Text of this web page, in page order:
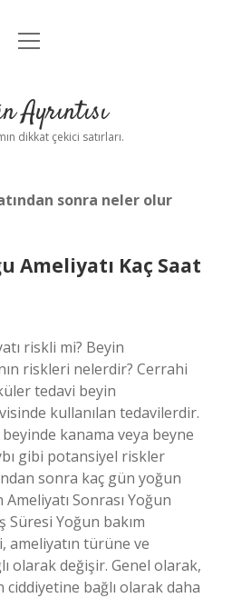
Anasayfa
Uyarı
menüyü
Ayrıntısı
dikkat çekici satırları.
sonra neler olur
Ameliyatı Kaç Saat
riskli mi? Beyin
riskleri nelerdir? Cerrahi
tedavi beyin
kullanılan tedavilerdir.
kanama veya beyne
gibi potansiyel riskler
sonra kaç gün yoğun
Ameliyatı Sonrası Yoğun
Süresi Yoğun bakım
ameliyatın türüne ve
olarak değişir. Genel olarak,
ciddiyetine bağlı olarak daha